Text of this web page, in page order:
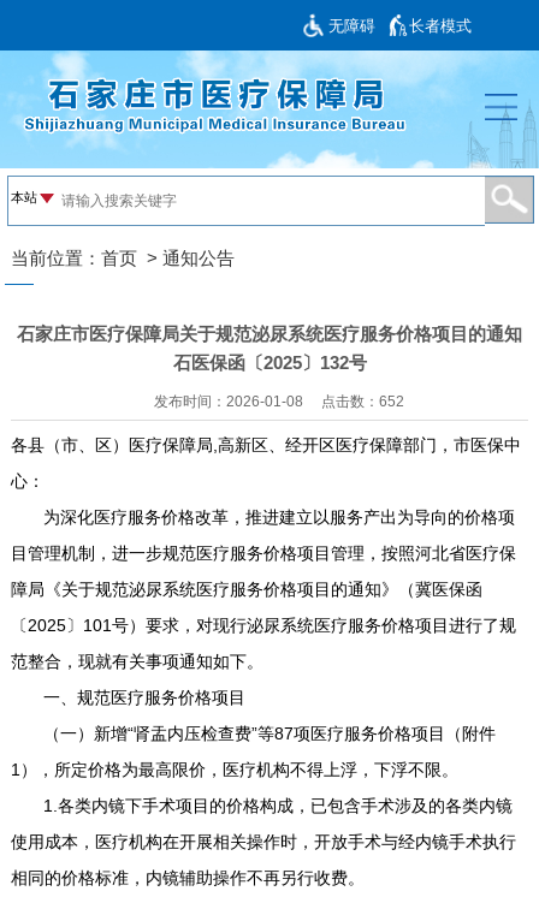
无障碍 长者模式
当前位置： 首页> 通知公告
石家庄市医疗保障局关于规范泌尿系统医疗服务价格项目的通知
石医保函〔2025〕132号
发布时间：2026-01-08 点击数： 652
各县（市、区）医疗保障局,高新区、经开区医疗保障部门，市医保中
心：
为深化医疗服务价格改革，推进建立以服务产出为导向的价格项
目管理机制，进一步规范医疗服务价格项目管理，按照河北省医疗保
障局《关于规范泌尿系统医疗服务价格项目的通知》（冀医保函
〔2025〕101号）要求，对现行泌尿系统医疗服务价格项目进行了规
范整合，现就有关事项通知如下。
一、规范医疗服务价格项目
（一）新增“肾盂内压检查费”等87项医疗服务价格项目（附件
1），所定价格为最高限价，医疗机构不得上浮，下浮不限。
1.各类内镜下手术项目的价格构成，已包含手术涉及的各类内镜
使用成本，医疗机构在开展相关操作时，开放手术与经内镜手术执行
相同的价格标准，内镜辅助操作不再另行收费。